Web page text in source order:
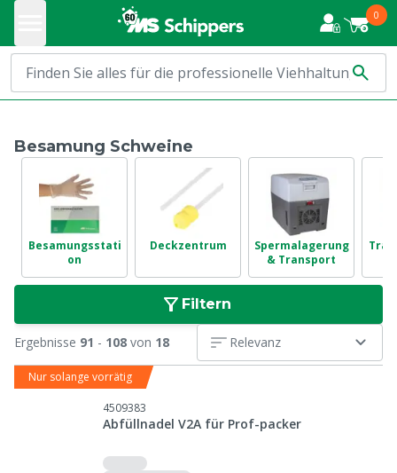
0
Besamung Schweine
Besamungsstati
on
Deckzentrum
Spermalagerung
& Transport
Filtern
Ergebnisse 91 - 108 von 18 Relevanz
Nur solange vorrätig
4509383
Abfüllnadel V2A für Prof-packer